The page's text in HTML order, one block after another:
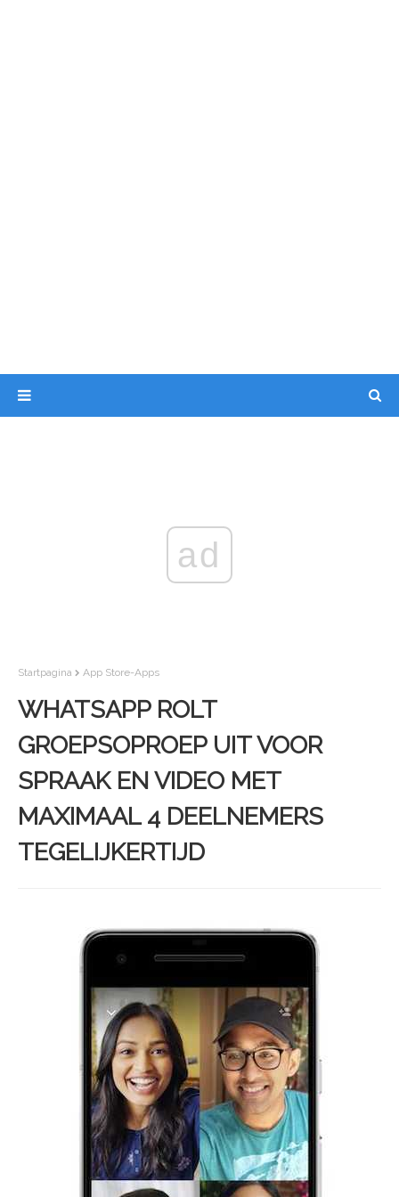
ad
Startpagina App Store-Apps
WHATSAPP ROLT
GROEPSOPROEP UIT VOOR
SPRAAK EN VIDEO MET
MAXIMAAL 4 DEELNEMERS
TEGELIJKERTIJD